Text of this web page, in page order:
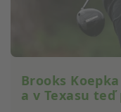
Brooks
a v Texasu